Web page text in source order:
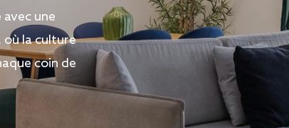
une
la culture
coin de